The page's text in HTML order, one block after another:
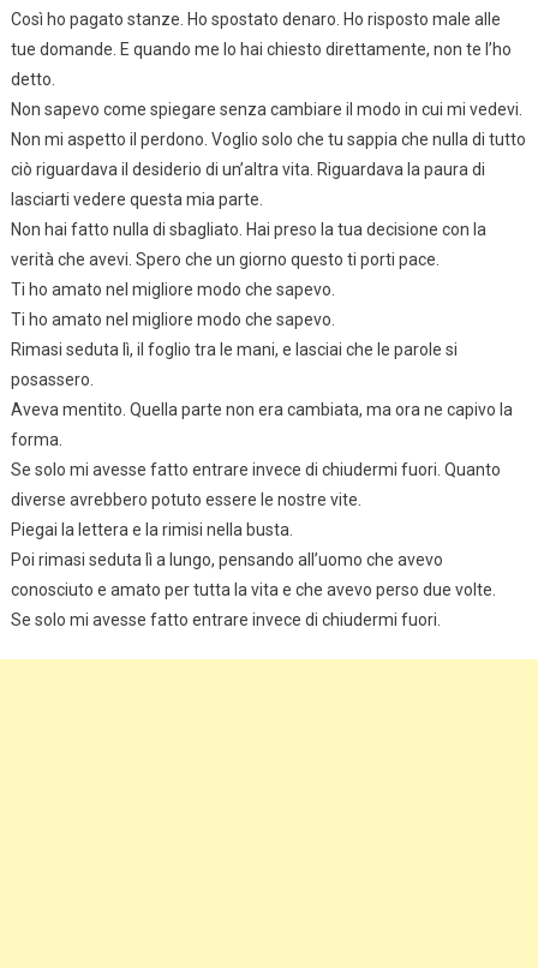
Così ho pagato stanze. Ho spostato denaro. Ho risposto male alle
tue domande. E quando me lo hai chiesto direttamente, non te l’ho
detto.
Non sapevo come spiegare senza cambiare il modo in cui mi vedevi.
Non mi aspetto il perdono. Voglio solo che tu sappia che nulla di tutto
ciò riguardava il desiderio di un’altra vita. Riguardava la paura di
lasciarti vedere questa mia parte.
Non hai fatto nulla di sbagliato. Hai preso la tua decisione con la
verità che avevi. Spero che un giorno questo ti porti pace.
Ti ho amato nel migliore modo che sapevo.
Ti ho amato nel migliore modo che sapevo.
Rimasi seduta lì, il foglio tra le mani, e lasciai che le parole si
posassero.
Aveva mentito. Quella parte non era cambiata, ma ora ne capivo la
forma.
Se solo mi avesse fatto entrare invece di chiudermi fuori. Quanto
diverse avrebbero potuto essere le nostre vite.
Piegai la lettera e la rimisi nella busta.
Poi rimasi seduta lì a lungo, pensando all’uomo che avevo
conosciuto e amato per tutta la vita e che avevo perso due volte.
Se solo mi avesse fatto entrare invece di chiudermi fuori.